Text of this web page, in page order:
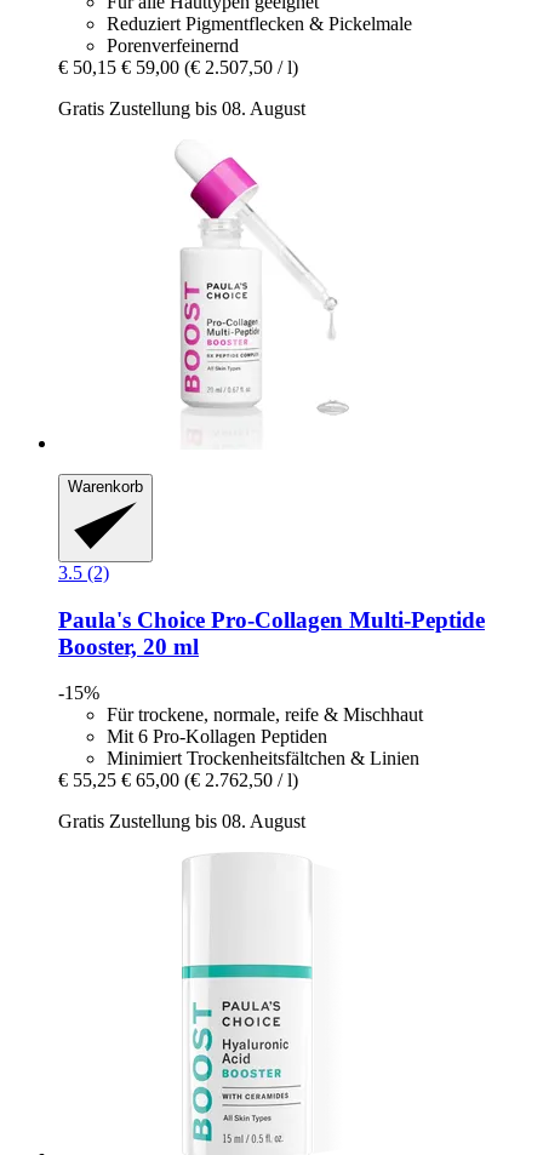
Reduziert Pigmentflecken & Pickelmale
Porenverfeinernd
€ 50,15 € 59,00 (€ 2.507,50 / l)
Gratis Zustellung bis 08. August
Warenkorb
3.5 (2)
Paula's Choice Pro-​Collagen Multi-​Peptide
Booster, 20 ml
-15%
Für trockene, normale, reife & Mischhaut
Mit 6 Pro-Kollagen Peptiden
Minimiert Trockenheitsfältchen & Linien
€ 55,25 € 65,00 (€ 2.762,50 / l)
Gratis Zustellung bis 08. August